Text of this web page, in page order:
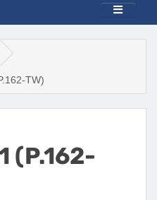
TW)
(P.162-